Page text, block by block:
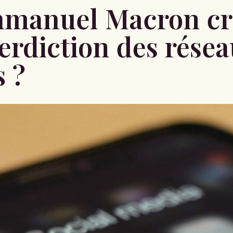
Macron
des
?